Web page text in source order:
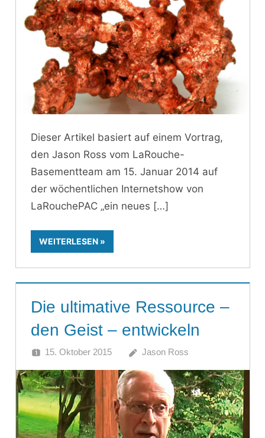
Dieser Artikel basiert auf einem Vortrag,
den Jason Ross vom LaRouche-
Basementteam am 15. Januar 2014 auf
der wöchentlichen Internetshow von
LaRouchePAC „ein neues
WEITERLESEN
Die ultimative Ressource –
den Geist – entwickeln
15. Oktober 2015 Jason Ross